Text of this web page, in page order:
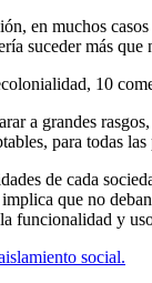
en muchos
suceder más
10
a grandes
para todas las
de cada
que no
funcionalidad y
social.